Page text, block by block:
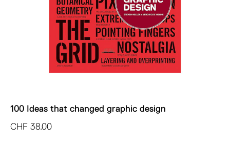
100 Ideas that changed graphic design
CHF 38.00